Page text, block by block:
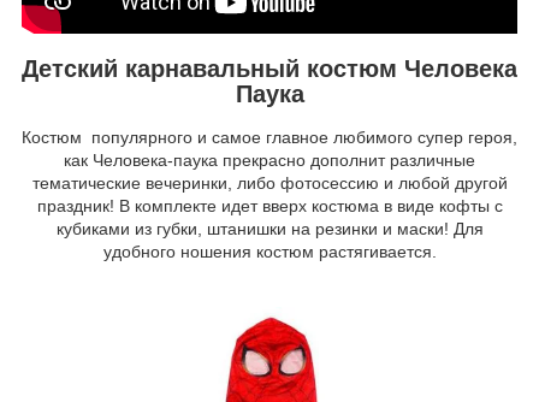
Детский карнавальный костюм Человека
Паука
Костюм популярного и самое главное любимого супер героя,
как Человека-паука прекрасно дополнит различные
тематические вечеринки, либо фотосессию и любой другой
праздник! В комплекте идет вверх костюма в виде кофты с
кубиками из губки, штанишки на резинки и маски! Для
удобного ношения костюм растягивается.